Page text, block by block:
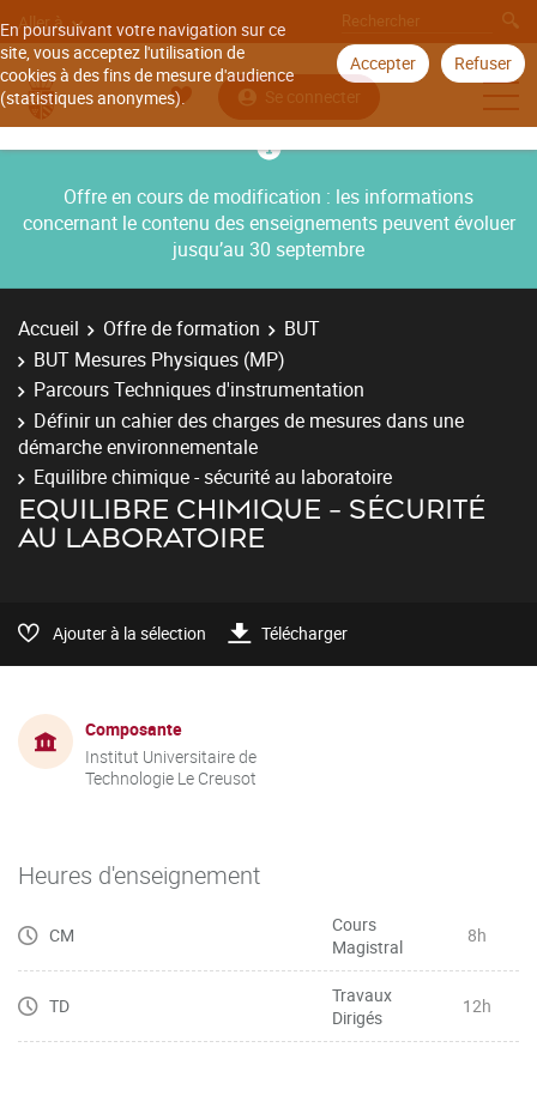
En poursuivant votre navigation sur ce
site, vous acceptez l'utilisation de
cookies à des fins de mesure d'audience
(statistiques anonymes).
Accepter Refuser
Aller à
Se connecter
Offre en cours de modification : les informations
concernant le contenu des enseignements peuvent évoluer
jusqu’au 30 septembre
Accueil Offre de formation
BUT
BUT Mesures Physiques (MP)
Parcours Techniques d'instrumentation
Définir un cahier des charges de mesures dans une
démarche environnementale
Equilibre chimique - sécurité au laboratoire
EQUILIBRE CHIMIQUE - SÉCURITÉ
AU LABORATOIRE
Ajouter à la sélection Télécharger
Composante
Institut Universitaire de
Technologie Le Creusot
Heures d'enseignement
CM
Cours
Magistral
8h
TD
Travaux
Dirigés
12h